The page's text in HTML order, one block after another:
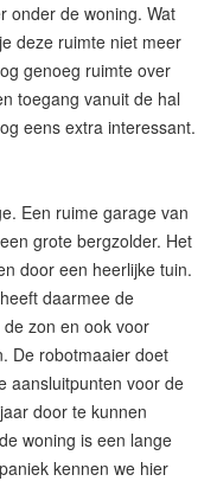
onder de woning. Wat
deze ruimte niet meer
genoeg ruimte over
toegang vanuit de hal
eens extra interessant.
Een ruime garage van
grote bergzolder. Het
door een heerlijke tuin.
daarmee de
zon en ook voor
De robotmaaier doet
aansluitpunten voor de
door te kunnen
woning is een lange
kennen we hier